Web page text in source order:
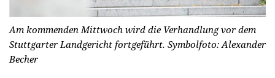
Am kommenden Mittwoch wird die Verhandlung vor dem
Stuttgarter Landgericht fortgeführt. Symbolfoto: Alexander
Becher